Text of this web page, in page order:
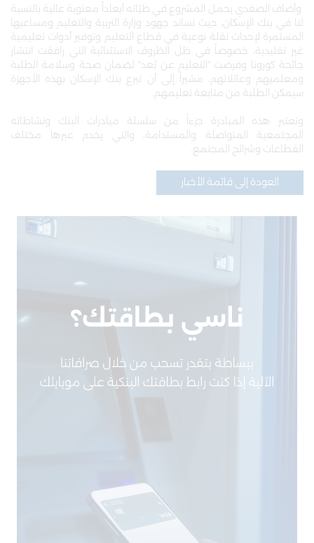
وأضاف الصفدي يحمل المشروع في طيّاته أبعاداً معنوية عالية بالنسبة
لنا في بنك الإسكان، حيث نساند جهود وزارة التربية والتعليم ومساعيها
المستمرة لإحداث نقلة نوعية في قطاع التعليم وتوفير أدوات تعليمية
غير تقليدية، خصوصاً في ظل الظروف الاستثنائية التي رافقت انتشار
جائحة كورونا وفرضت "التعليم عن بُعد" لضمان صحة وسلامة الطلبة
ومعلميهم وعائلاتهم، مشيراً إلى أن تبرع بنك الإسكان بهذه الأجهزة
سيمكن الطلبة من متابعة تعليمهم.
وتعتبر هذه المبادرة جزءاً من سلسلة مبادرات البنك ونشاطاته
المجتمعية المتواصلة والمستدامة، والتي يخدم عبرها مختلف
القطاعات وشرائح المجتمع.
العودة إلى قائمة الأخبار